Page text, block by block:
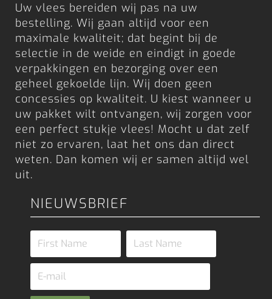
Uw vlees bereiden wij pas na uw
bestelling. Wij gaan altijd voor een
maximale kwaliteit; dat begint bij de
selectie in de weide en eindigt in goede
verpakkingen en bezorging over een
geheel gekoelde lijn. Wij doen geen
concessies op kwaliteit. U kiest wanneer u
uw pakket wilt ontvangen, wij zorgen voor
een perfect stukje vlees! Mocht u dat zelf
niet zo ervaren, laat het ons dan direct
weten. Dan komen wij er samen altijd wel
uit.
NIEUWSBRIEF